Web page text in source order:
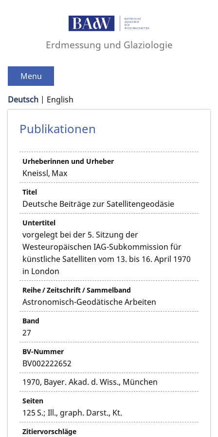
Erdmessung und Glaziologie
Menu
Deutsch English
Publikationen
Urheberinnen und Urheber
Kneissl, Max
Titel
Deutsche Beiträge zur Satellitengeodäsie
Untertitel
vorgelegt bei der 5. Sitzung der
Westeuropäischen IAG-Subkommission für
künstliche Satelliten vom 13. bis 16. April 1970
in London
Reihe / Zeitschrift / Sammelband
Astronomisch-Geodätische Arbeiten
Band
27
BV-Nummer
BV002222652
1970, Bayer. Akad. d. Wiss., München
Seiten
125 S.; Ill., graph. Darst., Kt.
Zitiervorschläge